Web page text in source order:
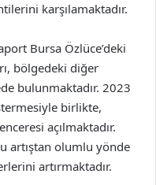
karşılamaktadır.
Bursa Özlüce’deki
bölgedeki diğer
bulunmaktadır. 2023
birlikte,
açılmaktadır.
artıştan olumlu yönde
artırmaktadır.